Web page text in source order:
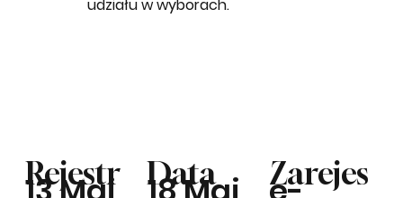
udziału w wyborach.
Rejestr
Data
Zarejes